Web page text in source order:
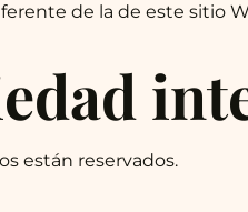
de la de este sitio
están reservados.